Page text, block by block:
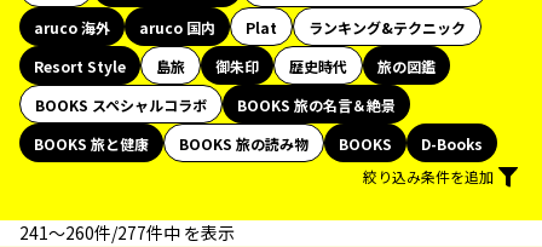
aruco 海外
aruco 国内 Plat
ランキング&テクニック
Resort Style
島旅 御朱印 歴史時代
旅の図鑑
BOOKS スペシャルコラボ
BOOKS 旅の名言＆絶景
BOOKS 旅と健康
BOOKS 旅の読み物 BOOKS
D-Books
絞り込み条件を追加
241〜260件/277件中 を表示